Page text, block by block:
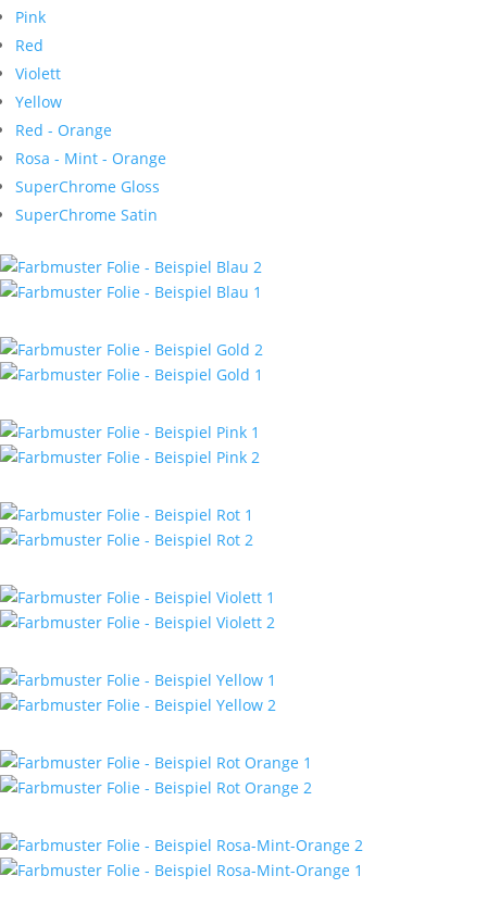
Pink
Red
Violett
Yellow
Red - Orange
Rosa - Mint - Orange
SuperChrome Gloss
SuperChrome Satin